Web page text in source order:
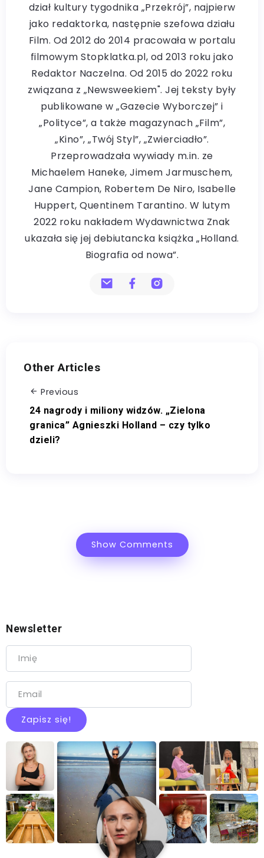
dział kultury tygodnika „Przekrój”, najpierw
jako redaktorka, następnie szefowa działu
Film. Od 2012 do 2014 pracowała w portalu
filmowym Stopklatka.pl, od 2013 roku jako
Redaktor Naczelna. Od 2015 do 2022 roku
związana z „Newsweekiem". Jej teksty były
publikowane w „Gazecie Wyborczej” i
„Polityce”, a także magazynach „Film”,
„Kino”, „Twój Styl”, „Zwierciadło”.
Przeprowadzała wywiady m.in. ze
Michaelem Haneke, Jimem Jarmuschem,
Jane Campion, Robertem De Niro, Isabelle
Huppert, Quentinem Tarantino. W lutym
2022 roku nakładem Wydawnictwa Znak
ukazała się jej debiutancka książka „Holland.
Biografia od nowa”.
Other Articles
Previous
24 nagrody i miliony widzów. „Zielona
granica” Agnieszki Holland – czy tylko
dzieli?
Show Comments
Newsletter